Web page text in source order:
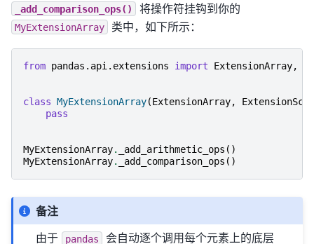
_add_comparison_ops() 将操作符挂钩到你的
MyExtensionArray 类中，如下所示：
from pandas.api.extensions import ExtensionArray,
class MyExtensionArray(ExtensionArray,
pass
MyExtensionArray. _add_arithmetic_ops ()
MyExtensionArray. _add_comparison_ops ()
备注
由于
pandas
会自动逐个调用每个元素上的底层